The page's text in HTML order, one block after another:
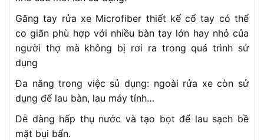
Găng tay rửa xe Microfiber thiết kế cổ tay có thể
co giãn phù hợp với nhiều bàn tay lớn hay nhỏ của
người thợ mà không bị rơi ra trong quá trình sử
dụng
Đa năng trong việc sủ dụng: ngoài rửa xe còn sử
dụng để lau bàn, lau máy tính…
Dễ dàng hấp thụ nước và tạo bọt để lau sạch bề
mặt bụi bẩn.